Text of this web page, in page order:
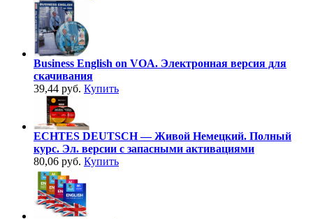
Business English on VOA. Электронная версия для
скачивания
39,44 руб. Купить
ECHTES DEUTSCH — Живой Немецкий. Полный
курс. Эл. версии с запасными активациями
80,06 руб. Купить